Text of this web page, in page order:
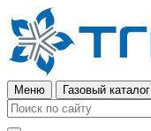
Меню Газовый каталог